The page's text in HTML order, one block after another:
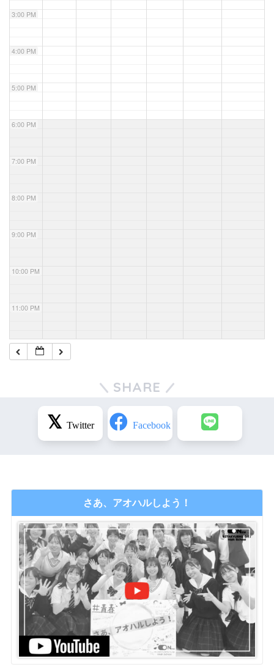
3:00 PM
4:00 PM
5:00 PM
6:00 PM
7:00 PM
8:00 PM
9:00 PM
10:00 PM
11:00 PM
SHARE
さあ、アオハルしよう！